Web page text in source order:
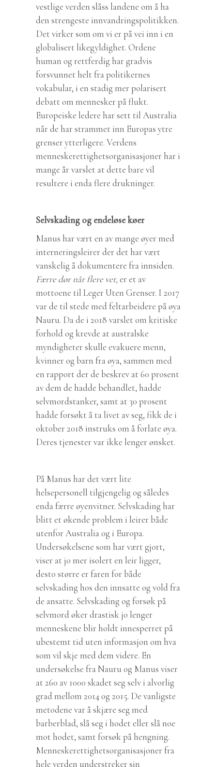
vestlige verden slåss landene om å ha
den strengeste innvandringspolitikken.
Det virker som om vi er på vei inn i en
globalisert likegyldighet. Ordene
human og rettferdig har gradvis
forsvunnet helt fra politikernes
vokabular, i en stadig mer polarisert
debatt om mennesker på flukt.
Europeiske ledere har sett til Australia
når de har strammet inn Europas ytre
grenser ytterligere. Verdens
menneskerettighetsorganisasjoner har i
mange år varslet at dette bare vil
resultere i enda flere drukninger.
Selvskading og endeløse køer
Manus har vært en av mange øyer med
interneringsleirer der det har vært
vanskelig å dokumentere fra innsiden.
Færre dør når flere vet, er et av
mottoene til Leger Uten Grenser. I 2017
var de til stede med feltarbeidere på øya
Nauru. Da de i 2018 varslet om kritiske
forhold og krevde at australske
myndigheter skulle evakuere menn,
kvinner og barn fra øya, sammen med
en rapport der de beskrev at 60 prosent
av dem de hadde behandlet, hadde
selvmordstanker, samt at 30 prosent
hadde forsøkt å ta livet av seg, fikk de i
oktober 2018 instruks om å forlate øya.
Deres tjenester var ikke lenger ønsket.
På Manus har det vært lite
helsepersonell tilgjengelig og således
enda færre øyenvitner. Selvskading har
blitt et økende problem i leirer både
utenfor Australia og i Europa.
Undersøkelsene som har vært gjort,
viser at jo mer isolert en leir ligger,
desto større er faren for både
selvskading hos den innsatte og vold fra
de ansatte. Selvskading og forsøk på
selvmord øker drastisk jo lenger
menneskene blir holdt innesperret på
ubestemt tid uten informasjon om hva
som vil skje med dem videre. En
undersøkelse fra Nauru og Manus viser
at 260 av 1000 skadet seg selv i alvorlig
grad mellom 2014 og 2015. De vanligste
metodene var å skjære seg med
barberblad, slå seg i hodet eller slå noe
mot hodet, samt forsøk på hengning.
Menneskerettighetsorganisasjoner fra
hele verden understreker sin